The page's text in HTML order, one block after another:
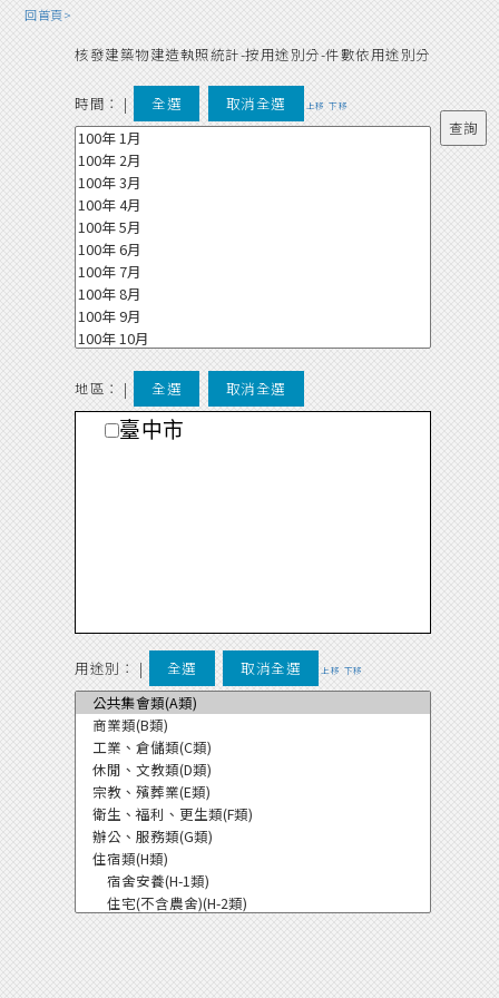
回首頁>
核發建築物建造執照統計-按用途別分-件數依用途別分
時間： | 全選 取消全選 上移 下移
地區： | 全選 取消全選
臺中市
用途別： | 全選 取消全選 上移 下移